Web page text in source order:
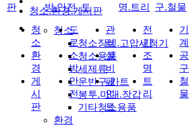
청소.환경.게시판
청소
청소장비.고압세척기
청소용품
세제류
운반구.카트
봉투.마대.장갑
기타청소용품
환경
판
청
소
환
경
게
시
판
방.안전
도
로
소
방
안
전
트
관
리
설
비
페
인
트
명.트리
전
기
조
명
트
리
구.철물
기
계
공
구
철
물